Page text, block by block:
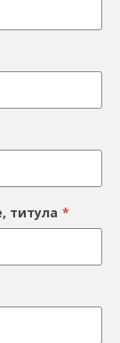
титула *